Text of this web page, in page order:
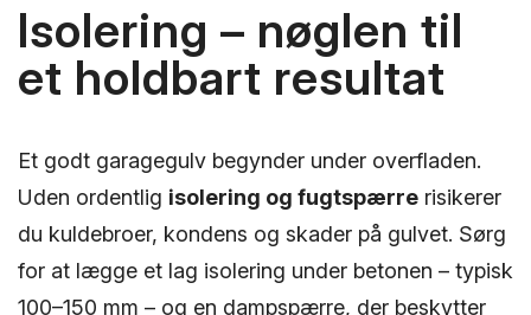
Isolering – nøglen til
et holdbart resultat
Et godt garagegulv begynder under overfladen.
Uden ordentlig isolering og fugtspærre risikerer
du kuldebroer, kondens og skader på gulvet. Sørg
for at lægge et lag isolering under betonen – typisk
100–150 mm – og en dampspærre, der beskytter